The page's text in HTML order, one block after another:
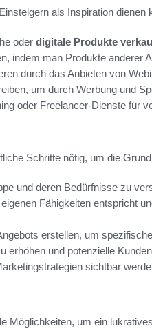
als Inspiration dienen
oder digitale Produkte
indem man Produkte anderer
durch das Anbieten von
um durch Werbung und
oder Freelancer-Dienste für
Schritte nötig, um die
und deren Bedürfnisse zu
Fähigkeiten entspricht
erstellen, um
erhöhen und potenzielle
sichtbar
Möglichkeiten, um ein